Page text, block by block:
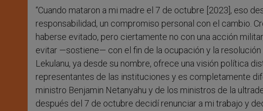
“Cuando mataron a mi madre el 7 de octubre [2023], eso
responsabilidad, un compromiso personal con el cambio.
haberse evitado, pero ciertamente no con una acción
evitar —sostiene— con el fin de la ocupación y la
Lekulanu, ya desde su nombre, ofrece una visión política
representantes de las instituciones y es completamente
ministro Benjamin Netanyahu y de los ministros de la
después del 7 de octubre decidí renunciar a mi trabajo y